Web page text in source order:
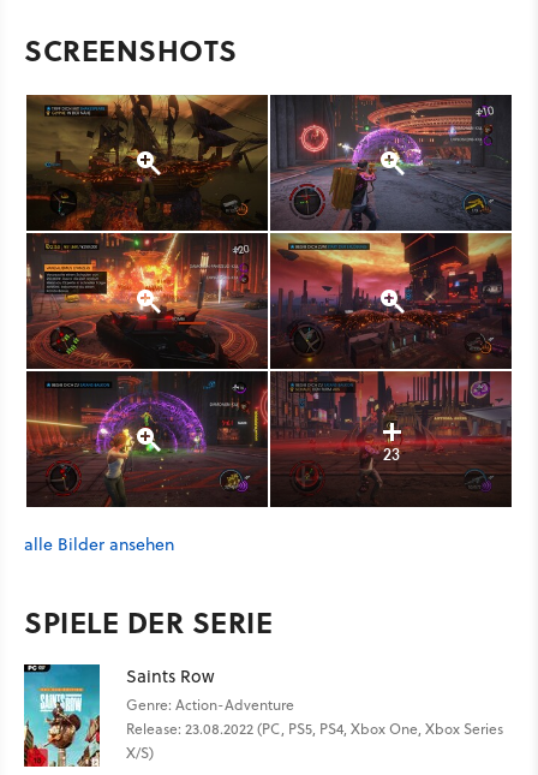
SCREENSHOTS
23
alle Bilder ansehen
SPIELE DER SERIE
Saints Row
Genre: Action-Adventure
Release: 23.08.2022 (PC, PS5, PS4, Xbox One, Xbox Series
X/S)